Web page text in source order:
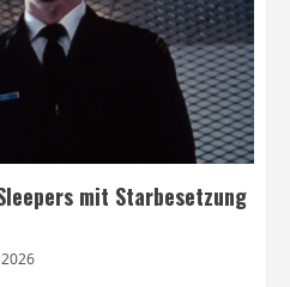
mit Starbesetzung